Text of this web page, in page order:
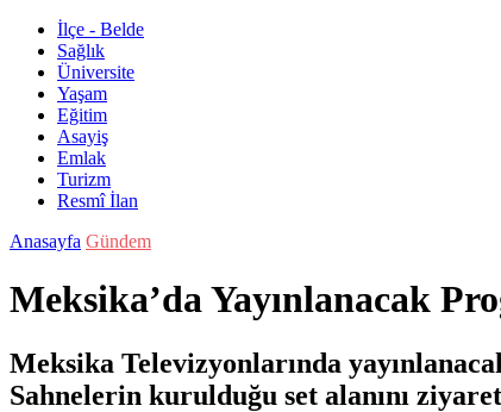
İlçe - Belde
Sağlık
Üniversite
Yaşam
Eğitim
Asayiş
Emlak
Turizm
Resmî İlan
Anasayfa Gündem
Meksika’da Yayınlanacak
Meksika Televizyonlarında
Sahnelerin kurulduğu set alanını